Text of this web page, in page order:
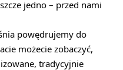
jedno – przed nami
powędrujemy do
możecie zobaczyć,
tradycyjnie